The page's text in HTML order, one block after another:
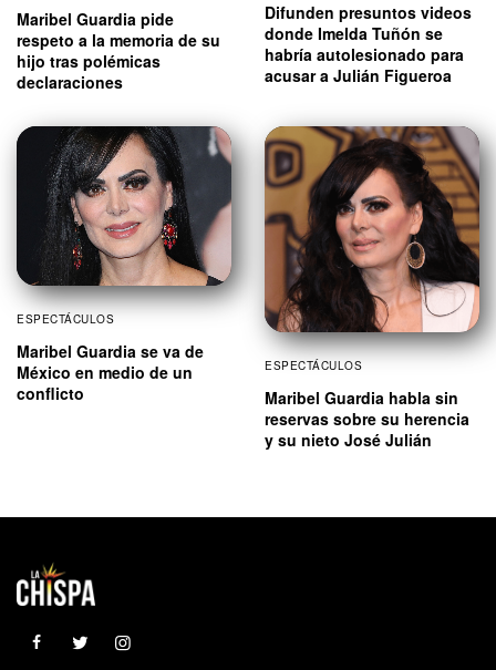
Maribel Guardia pide
respeto a la memoria de su
hijo tras polémicas
declaraciones
Difunden presuntos videos
donde Imelda Tuñón se
habría autolesionado para
acusar a Julián Figueroa
ESPECTÁCULOS
Maribel Guardia se va de
México en medio de un
conflicto
ESPECTÁCULOS
Maribel Guardia habla sin
reservas sobre su herencia
y su nieto José Julián